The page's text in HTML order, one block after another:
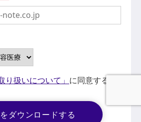
り扱いについて」 に同意する